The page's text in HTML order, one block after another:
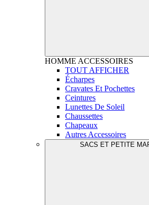
HOMME ACCESSOIRES
TOUT AFFICHER
Écharpes
Cravates Et Pochettes
Ceintures
Lunettes De Soleil
Chaussettes
Chapeaux
Autres Accessoires
SACS ET PETITE